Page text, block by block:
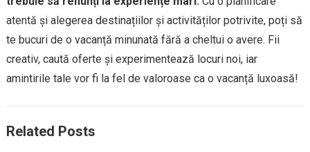
atentă și alegerea destinațiilor și activităților potrivite, poți să
te bucuri de o vacanță minunată fără a cheltui o avere. Fii
creativ, caută oferte și experimentează locuri noi, iar
amintirile tale vor fi la fel de valoroase ca o vacanță luxoasă!
Related Posts